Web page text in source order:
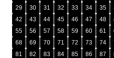
29
30 31 32 33 34 35
42
43 44 45 46 47 48
55
56 57 58 59 60 61
68
69 70 71 72 73 74
81
82 83 84 85 86 87